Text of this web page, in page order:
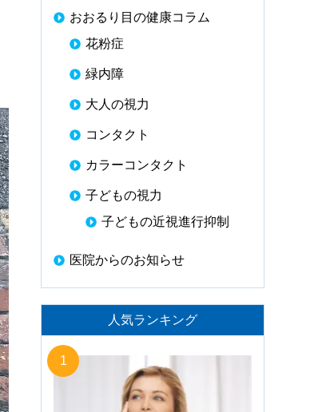
おおるり目の健康コラム
花粉症
緑内障
大人の視力
コンタクト
カラーコンタクト
子どもの視力
子どもの近視進行抑制
医院からのお知らせ
人気ランキング
1